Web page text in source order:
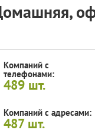
Компаний с
телефонами:
489 шт.
Компаний с адресами:
487 шт.